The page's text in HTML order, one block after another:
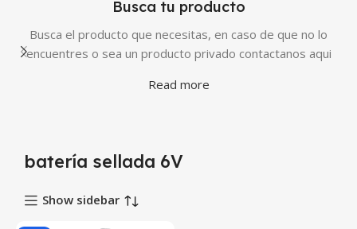
Busca tu producto
Busca el producto que necesitas, en caso de que no lo
encuentres o sea un producto privado contactanos aqui
Read more
batería sellada 6V
Show sidebar